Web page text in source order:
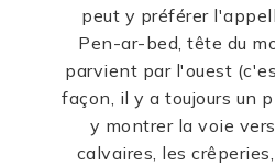
peut y préférer
Pen-ar-bed, tête du
parvient par l'ouest
façon, il y a toujours un
y montrer la voie
calvaires, les